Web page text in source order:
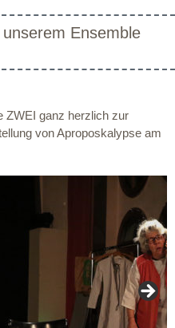
Ensemble
ZWEI ganz herzlich zur
von Aproposkalypse am